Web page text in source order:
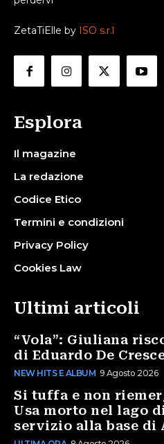
ZetaTiElle by ISO s.r.l
Esplora
Il magazine
La redazione
Codice Etico
Termini e condizioni
Privacy Policy
Cookies Law
Ultimi articoli
“Vola”: Giuliana
di Eduardo De
NEW HITS E ALBUM 9 Agosto 2026
Si tuffa e non
Usa morto nel lago
servizio alla base di